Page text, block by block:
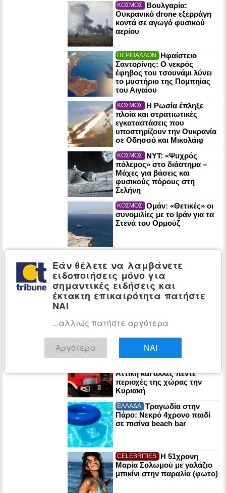
ΚΟΣΜΟΣ: Βουλγαρία:
Ουκρανικό drone εξερράγη
κοντά σε αγωγό φυσικού
αερίου
ΠΕΡΙΒΑΛΛΟΝ: Ηφαίστειο
Σαντορίνης: Ο νεκρός
έφηβος του τσουνάμι λύνει
το μυστήριο της Πομπηίας
του Αιγαίου
ΚΟΣΜΟΣ: Η Ρωσία έπληξε
πλοία και στρατιωτικές
εγκαταστάσεις που
υποστηρίζουν την Ουκρανία
σε Οδησσό και Μικολάιφ
ΚΟΣΜΟΣ: NYT: «Ψυχρός
πόλεμος» στο διάστημα –
Μάχες για βάσεις και
φυσικούς πόρους στη
Σελήνη
ΚΟΣΜΟΣ: Ομάν: «Θετικές» οι
συνομιλίες με το Ιράν για τα
Στενά του Ορμούζ
57χρονη γυναίκα βρέθηκε
νεκρή σε σπηλιά κοντά
στους Αγίους Ισιδώρους
Σάντσεθ για το
στα σύνορα
Πυρκαγιές:
Αττική και άλλες πέντε
περιοχές της χώρας την
Κυριακή
ΕΛΛΑΔΑ: Τραγωδία στην
Πάρο: Νεκρό 4χρονο παιδί
σε πισίνα beach bar
CELEBRITIES: Η 51χρονη
Μαρία Σολωμού με γαλάζιο
μπικίνι στην παραλία (φωτο)
Εάν θέλετε να λαμβάνετε
ειδοποιήσεις μόνο για
σημαντικές ειδήσεις και
έκτακτη επικαιρότητα πατήστε
ΝΑΙ
...αλλιώς πατήστε αργότερα
Αργότερα ΝΑΙ